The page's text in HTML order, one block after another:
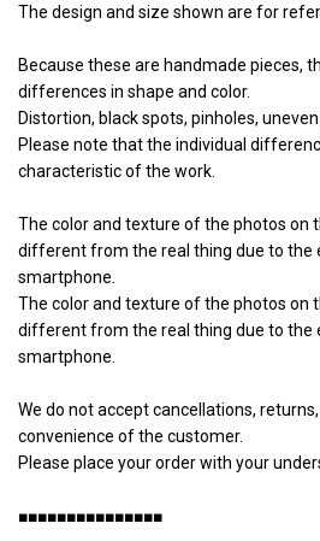
The design and size shown are for
Because these are handmade pieces,
differences in shape and color.
Distortion, black spots, pinholes,
Please note that the individual
characteristic of the work.
The color and texture of the photos on
different from the real thing due to the
smartphone.
The color and texture of the photos on
different from the real thing due to the
smartphone.
We do not accept cancellations,
convenience of the customer.
Please place your order with your
■■■■■■■■■■■■■■■